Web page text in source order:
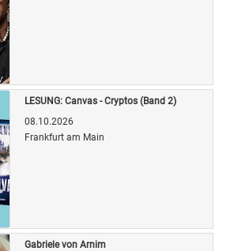
LESUNG: Canvas - Cryptos (Band 2)
08.10.2026
Frankfurt am Main
Gabriele von Arnim